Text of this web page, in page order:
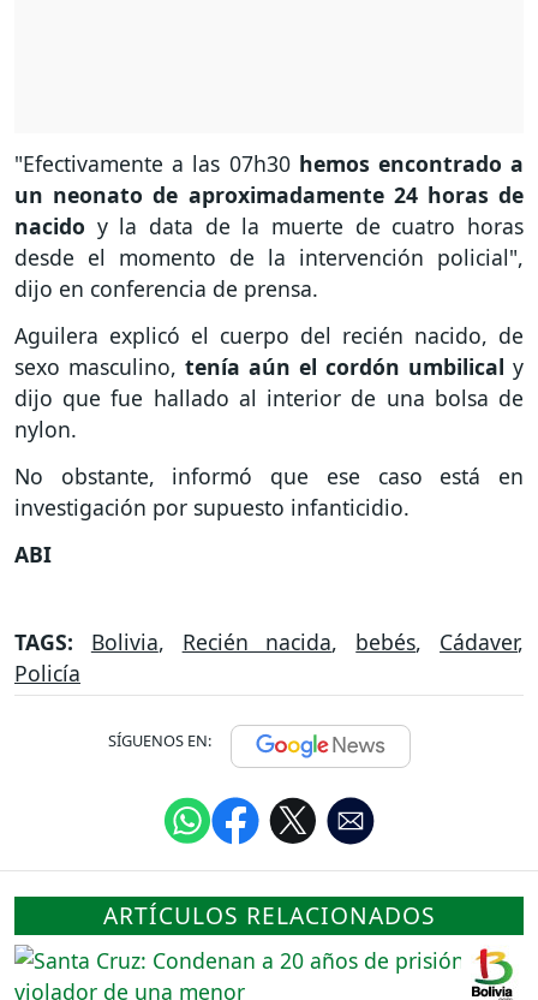
"Efectivamente a las 07h30 hemos encontrado a
un neonato de aproximadamente 24 horas de
nacido y la data de la muerte de cuatro horas
desde el momento de la intervención policial",
dijo en conferencia de prensa.
Aguilera explicó el cuerpo del recién nacido, de
sexo masculino, tenía aún el cordón umbilical y
dijo que fue hallado al interior de una bolsa de
nylon.
No obstante, informó que ese caso está en
investigación por supuesto infanticidio.
ABI
TAGS: Bolivia, Recién nacida, bebés, Cádaver,
Policía
SÍGUENOS EN:
ARTÍCULOS RELACIONADOS